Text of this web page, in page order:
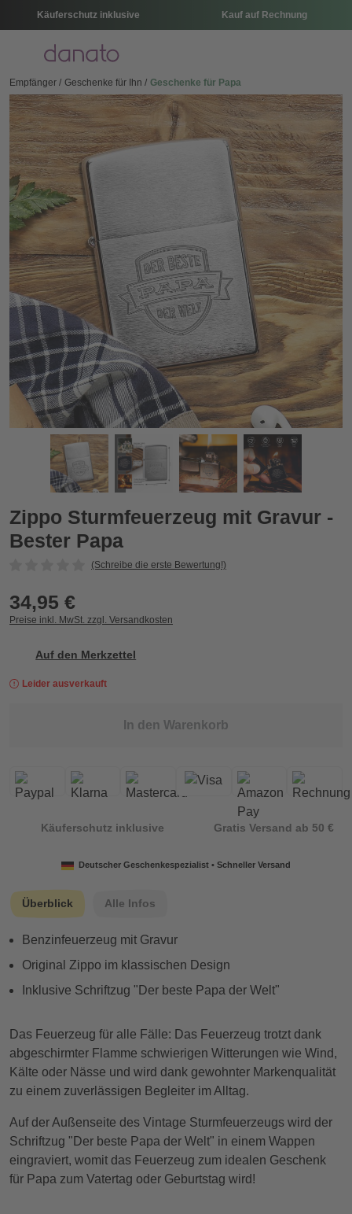
Käuferschutz inklusive Kauf auf Rechnung
Menü
Empfänger Geschenke für Ihn Geschenke für Papa
Zippo Sturmfeuerzeug mit Gravur - Bester Papa
Zurück
Zippo Sturmfeuerzeug mit Gravur -
Bester Papa
(Schreibe die erste Bewertung!)
34,95 €
Preise inkl. MwSt. zzgl. Versandkosten
Auf den Merkzettel
Leider ausverkauft
In den Warenkorb
Käuferschutz inklusive Gratis Versand ab 50 €
Deutscher Geschenkespezialist • Schneller Versand
Überblick Alle Infos
Benzinfeuerzeug mit Gravur
Original Zippo im klassischen Design
Inklusive Schriftzug "Der beste Papa der Welt"
Das Feuerzeug für alle Fälle: Das Feuerzeug trotzt dank
abgeschirmter Flamme schwierigen Witterungen wie Wind,
Kälte oder Nässe und wird dank gewohnter Markenqualität
zu einem zuverlässigen Begleiter im Alltag.
Auf der Außenseite des Vintage Sturmfeuerzeugs wird der
Schriftzug "Der beste Papa der Welt" in einem Wappen
eingraviert, womit das Feuerzeug zum idealen Geschenk
für Papa zum Vatertag oder Geburtstag wird!